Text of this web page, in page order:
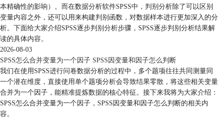
本精确性的影响）。而在数据分析软件SPSS中，判别分析除了可以区别
变量内容之外，还可以用来构建判别函数，对数据样本进行更加深入的分
析。下面给大家介绍SPSS逐步判别分析步骤，SPSS逐步判别分析结果解
读的具体内容。
2026-08-03
SPSS怎么合并变量为一个因子 SPSS因变量和因子怎么判断
我们在使用SPSS进行问卷数据分析的过程中，多个题项往往共同测量同
一个潜在维度，直接使用单个题项分析会导致结果零散，将这些相关变量
合并为一个因子，能精准提炼数据的核心特征。接下来我将为大家介绍：
SPSS怎么合并变量为一个因子，SPSS因变量和因子怎么判断的相关内
容。